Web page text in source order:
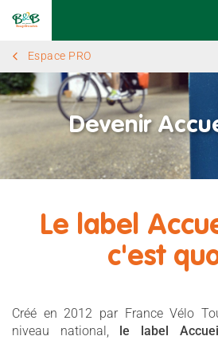
Espace PRO
Devenir
Le label
c'est
Créé en 2012 par France Vélo
niveau national,
le label